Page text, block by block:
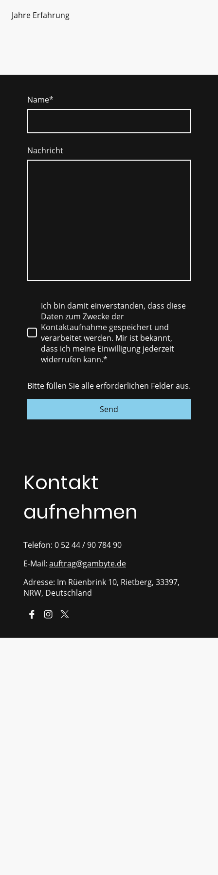
Jahre Erfahrung
Name*
Nachricht
Ich bin damit einverstanden, dass diese
Daten zum Zwecke der
Kontaktaufnahme gespeichert und
verarbeitet werden. Mir ist bekannt,
dass ich meine Einwilligung jederzeit
widerrufen kann.*
Bitte füllen Sie alle erforderlichen Felder aus.
Send
Kontakt
aufnehmen
Telefon: 0 52 44 / 90 784 90
E-Mail: auftrag@gambyte.de
Adresse: Im Rüenbrink 10, Rietberg, 33397,
NRW, Deutschland